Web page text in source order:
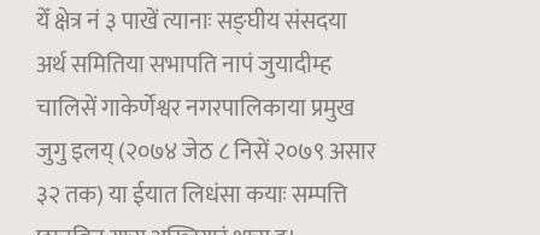
येँ क्षेत्र नं ३ पाखें त्यानाः सङ्घीय संसदया
अर्थ समितिया सभापति नापं जुयादीम्ह
चालिसें गाकेर्णेश्वर नगरपालिकाया प्रमुख
जुगु इलय् (२०७४ जेठ ८ निसें २०७९ असार
३२ तक) या ईयात लिधंसा कयाः सम्पत्ति